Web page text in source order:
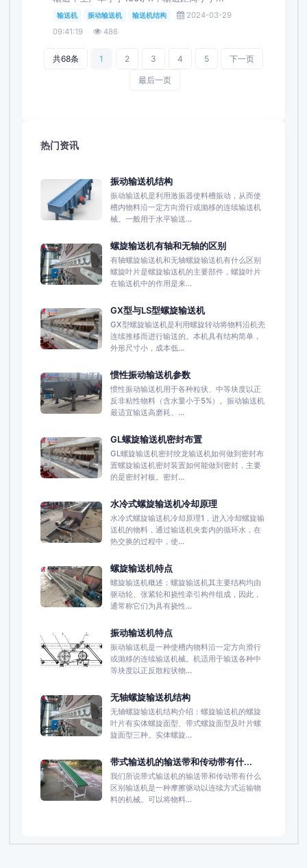
输送机 振动输送机 输送机结构
2024-03-29
09:41:19
486
共68条 1 2 3 4 5 下一页
最后一页
热门资讯
振动输送机结构
振动输送机是利用激振器使料槽振动，从而使
槽内物料沿一定方向滑行或抛移的连续输送机
械。一般用于水平输送...
螺旋输送机有轴和无轴的区别
有轴螺旋输送机和无轴螺旋输送机有什么区别
螺旋叶片是螺旋输送机的主要部件，螺旋叶片
在输送机中的作用是来...
GX型与LS型螺旋输送机
GX型螺旋输送机是利用螺旋转动将物料沿机壳
连续推移而进行输送的。本机具有结构简单，
外形尺寸小，成本低...
惯性振动输送机参数
惯性振动输送机用于各种粒状、中等块度以正
反非粘性物料（含水量小于5%）。振动输送机
最适宜输送高磨耗、...
GL螺旋输送机密封布置
GL螺旋输送机密封绞龙输送机如何做到密封布
置螺旋输送机密封装置如何能做到密封，主要
的是密封衬板。密封...
水冷式螺旋输送机冷却原理
水冷式螺旋输送机冷却原理1，进入冷却螺旋输
送机的物料，通过输送机夹套内的循环水，在
热交换的过程中，使...
螺旋输送机特点
螺旋输送机概述：螺旋输送机其主要结构均由
驱动轮、张紧轮和挠性牵引构件组成，因此，
通常称它们为具有挠性...
振动输送机特点
振动输送机是一种使槽内物料沿一定方向滑行
或抛移的连续输送机械。机适用于输送各种中
等块度以正反散粒状物...
无轴螺旋输送机结构
无轴螺旋输送机结构介绍：螺旋输送机的螺旋
叶片有实体螺旋面型、带式螺旋面型及叶片螺
旋面型三种。实体螺旋...
带式输送机的输送带和传动带有什...
我们所说带式输送机的输送带和传动带有什么
区别输送机是一种摩擦驱动以连续方式运输物
料的机械。可以将物料...